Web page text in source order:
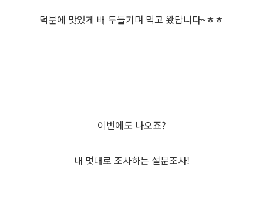
덕분에 맛있게 배 두들기며 먹고 왔답니다~ㅎㅎ
이번에도 나오죠?
내 멋대로 조사하는 설문조사!